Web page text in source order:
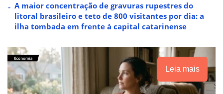
A maior concentração de gravuras rupestres do
litoral brasileiro e teto de 800 visitantes por dia: a
ilha tombada em frente à capital catarinense
Leia mais